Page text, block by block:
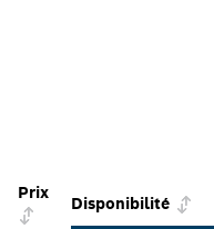
Prix
Disponibilité